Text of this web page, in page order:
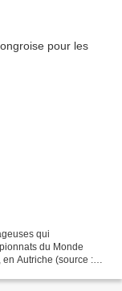
qui
du Monde
Autriche (source :